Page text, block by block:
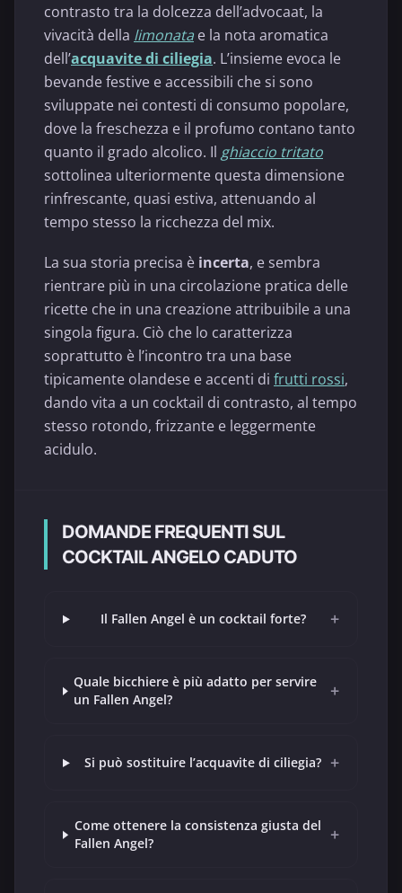
contrasto tra la dolcezza dell’advocaat, la
vivacità della limonata e la nota aromatica
dell’acquavite di ciliegia. L’insieme evoca le
bevande festive e accessibili che si sono
sviluppate nei contesti di consumo popolare,
dove la freschezza e il profumo contano tanto
quanto il grado alcolico. Il ghiaccio tritato
sottolinea ulteriormente questa dimensione
rinfrescante, quasi estiva, attenuando al
tempo stesso la ricchezza del mix.
La sua storia precisa è incerta, e sembra
rientrare più in una circolazione pratica delle
ricette che in una creazione attribuibile a una
singola figura. Ciò che lo caratterizza
soprattutto è l’incontro tra una base
tipicamente olandese e accenti di frutti rossi,
dando vita a un cocktail di contrasto, al tempo
stesso rotondo, frizzante e leggermente
acidulo.
DOMANDE FREQUENTI SUL
COCKTAIL ANGELO CADUTO
Il Fallen Angel è un cocktail forte? +
Quale bicchiere è più adatto per servire
un Fallen Angel?
+
Si può sostituire l’acquavite di ciliegia? +
Come ottenere la consistenza giusta del
Fallen Angel?
+